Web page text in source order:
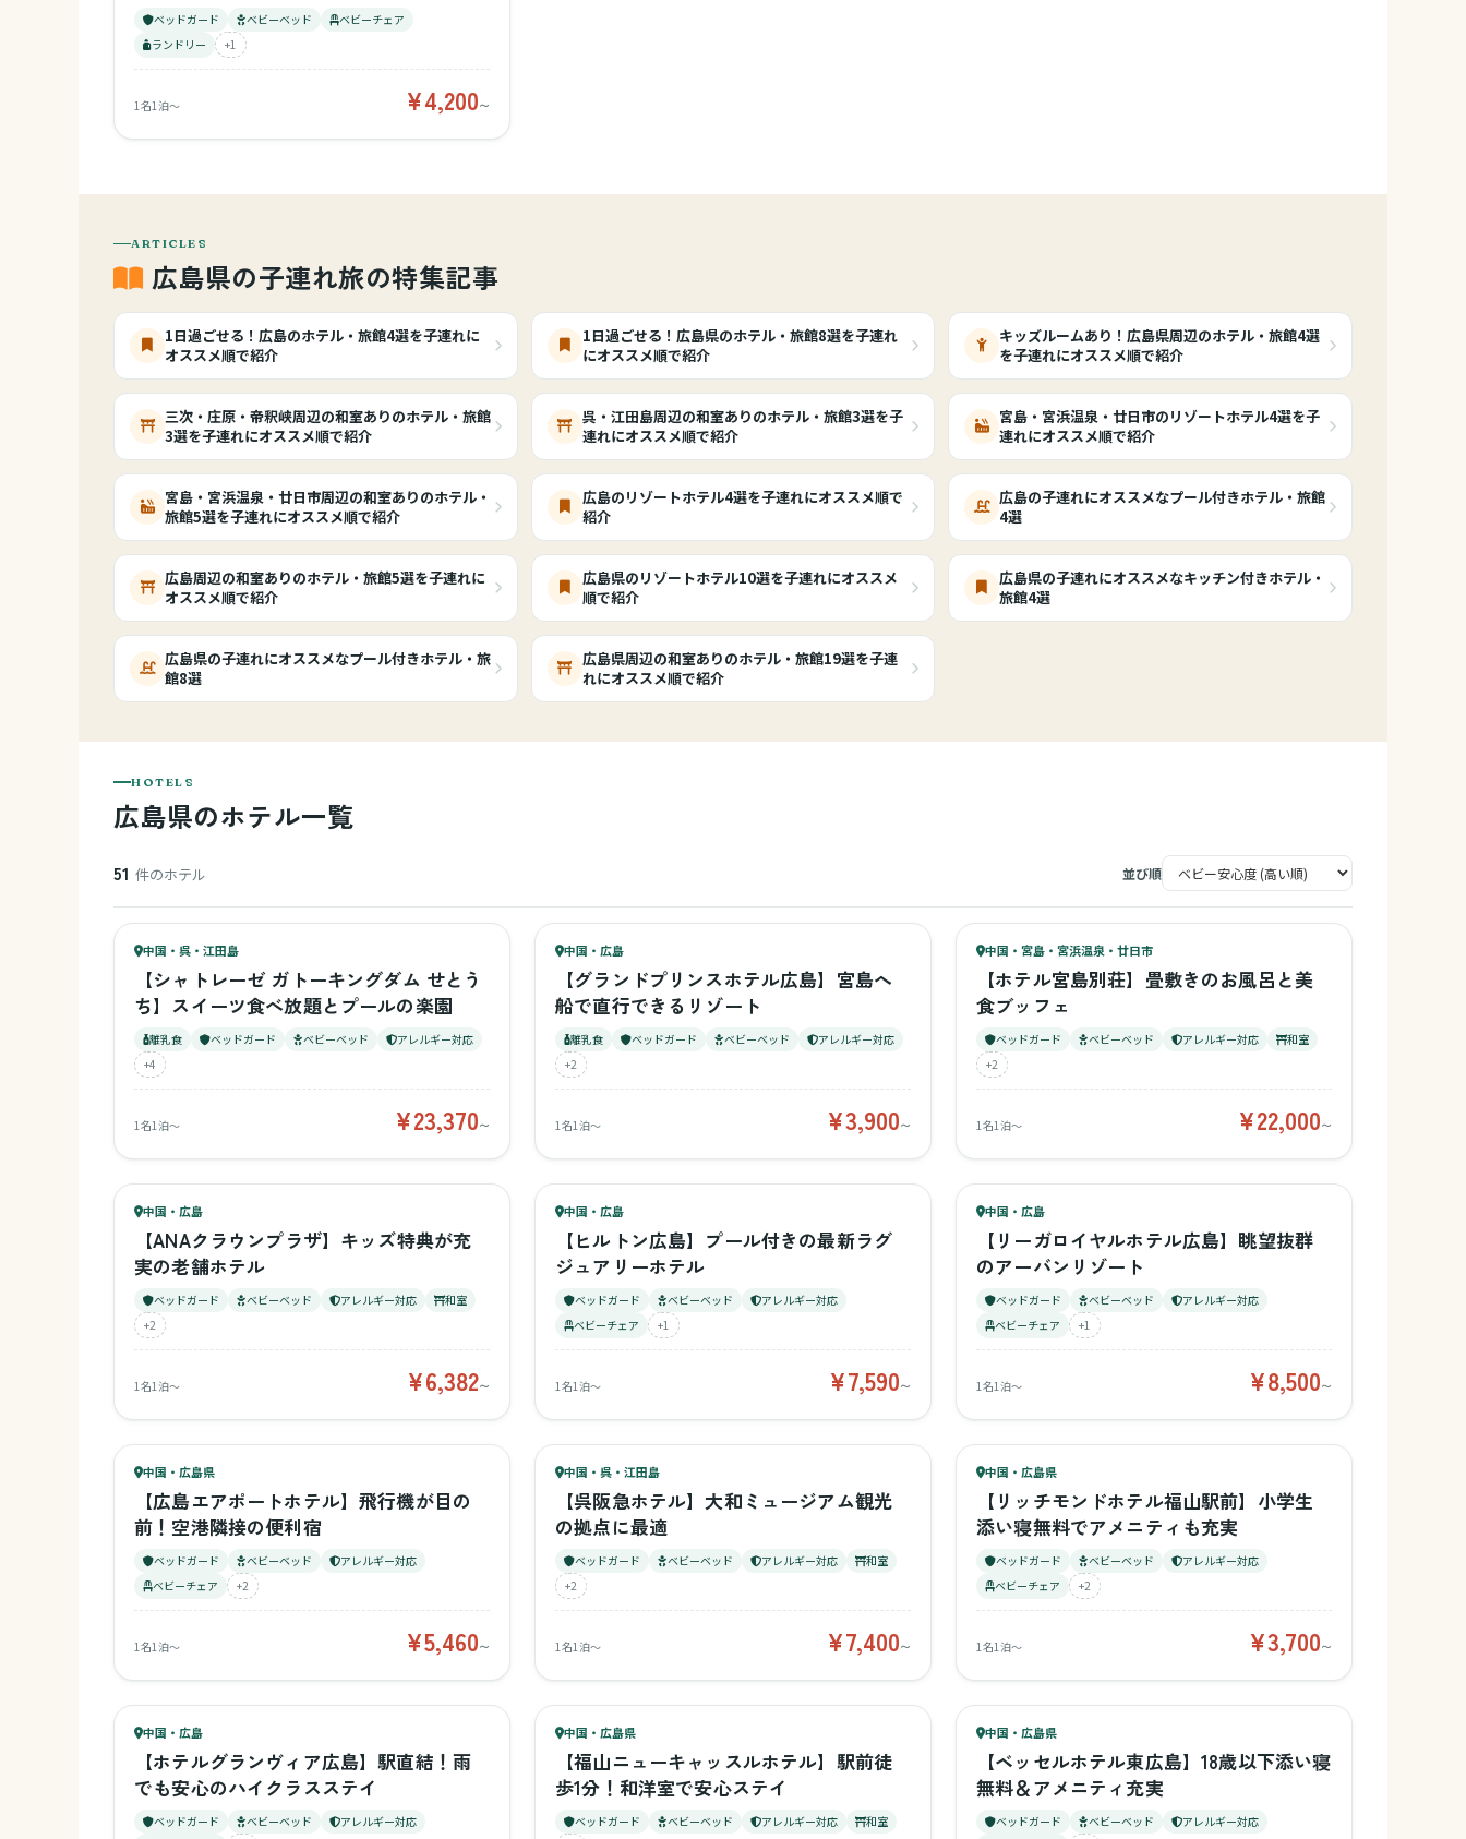
ベッドガード ベビーベッド
ベビーチェア
ランドリー
+1
1名1泊〜 ¥4,200〜
ARTICLES
広島県の子連れ旅の特集記事
1日過ごせる！広島のホテル・旅館4選を子連れに
オススメ順で紹介
1日過ごせる！広島県のホテル・旅館8選を子連れ
にオススメ順で紹介
キッズルームあり！広島県周辺のホテル・旅館4選
を子連れにオススメ順で紹介
三次・庄原・帝釈峡周辺の和室ありのホテル・旅館
3選を子連れにオススメ順で紹介
呉・江田島周辺の和室ありのホテル・旅館3選を子
連れにオススメ順で紹介
宮島・宮浜温泉・廿日市のリゾートホテル4選を子
連れにオススメ順で紹介
宮島・宮浜温泉・廿日市周辺の和室ありのホテル・
旅館5選を子連れにオススメ順で紹介
広島のリゾートホテル4選を子連れにオススメ順で
紹介
広島の子連れにオススメなプール付きホテル・旅館
4選
広島周辺の和室ありのホテル・旅館5選を子連れに
オススメ順で紹介
広島県のリゾートホテル10選を子連れにオススメ
順で紹介
広島県の子連れにオススメなキッチン付きホテル・
旅館4選
広島県の子連れにオススメなプール付きホテル・旅
館8選
広島県周辺の和室ありのホテル・旅館19選を子連
れにオススメ順で紹介
HOTELS
広島県のホテル一覧
51 件のホテル 並び順
86ベビー
中国・呉・江田島
【シャトレーゼ ガトーキングダム せとう
ち】スイーツ食べ放題とプールの楽園
離乳食 ベッドガード ベビーベッド
アレルギー対応
+4
1名1泊〜 ¥23,370〜
81ベビー
中国・広島
【グランドプリンスホテル広島】宮島へ
船で直行できるリゾート
離乳食 ベッドガード ベビーベッド
アレルギー対応
+2
1名1泊〜 ¥3,900〜
78ベビー
中国・宮島・宮浜温泉・廿日市
【ホテル宮島別荘】畳敷きのお風呂と美
食ブッフェ
ベッドガード ベビーベッド アレルギー対応
和室
+2
1名1泊〜 ¥22,000〜
78ベビー
77キッズ
中国・広島
【ANAクラウンプラザ】キッズ特典が充
実の老舗ホテル
ベッドガード ベビーベッド アレルギー対応
和室
+2
1名1泊〜 ¥6,382〜
77ベビー
77キッズ
中国・広島
【ヒルトン広島】プール付きの最新ラグ
ジュアリーホテル
ベッドガード ベビーベッド
アレルギー対応
ベビーチェア
+1
1名1泊〜 ¥7,590〜
77ベビー
77キッズ
中国・広島
【リーガロイヤルホテル広島】眺望抜群
のアーバンリゾート
ベッドガード ベビーベッド
アレルギー対応
ベビーチェア
+1
1名1泊〜 ¥8,500〜
75ベビー
71キッズ
中国・広島県
【広島エアポートホテル】飛行機が目の
前！空港隣接の便利宿
ベッドガード ベビーベッド
アレルギー対応
ベビーチェア
+2
1名1泊〜 ¥5,460〜
74ベビー
80キッズ
中国・呉・江田島
【呉阪急ホテル】大和ミュージアム観光
の拠点に最適
ベッドガード ベビーベッド アレルギー対応
和室
+2
1名1泊〜 ¥7,400〜
70ベビー
69キッズ
中国・広島県
【リッチモンドホテル福山駅前】小学生
添い寝無料でアメニティも充実
ベッドガード ベビーベッド
アレルギー対応
ベビーチェア
+2
1名1泊〜 ¥3,700〜
67ベビー
69キッズ
中国・広島
【ホテルグランヴィア広島】駅直結！雨
でも安心のハイクラスステイ
ベッドガード ベビーベッド
アレルギー対応
67ベビー
69キッズ
中国・広島県
【福山ニューキャッスルホテル】駅前徒
歩1分！和洋室で安心ステイ
ベッドガード ベビーベッド アレルギー対応
和室
67ベビー
65キッズ
中国・広島県
【ベッセルホテル東広島】18歳以下添い寝
無料＆アメニティ充実
ベッドガード ベビーベッド
アレルギー対応